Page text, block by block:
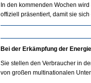
In den kommenden Wochen
offiziell präsentiert, damit sie
Bei der Erkämpfung der
Sie stellen den Verbraucher in
von großen multinationalen